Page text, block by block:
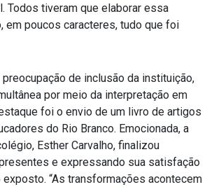
Todos tiveram que elaborar essa
em poucos caracteres, tudo que foi
de inclusão da instituição,
por meio da interpretação em
foi o envio de um livro de artigos
do Rio Branco. Emocionada, a
Esther Carvalho, finalizou
e expressando sua satisfação
exposto. “As transformações acontecem